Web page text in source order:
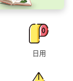
日用